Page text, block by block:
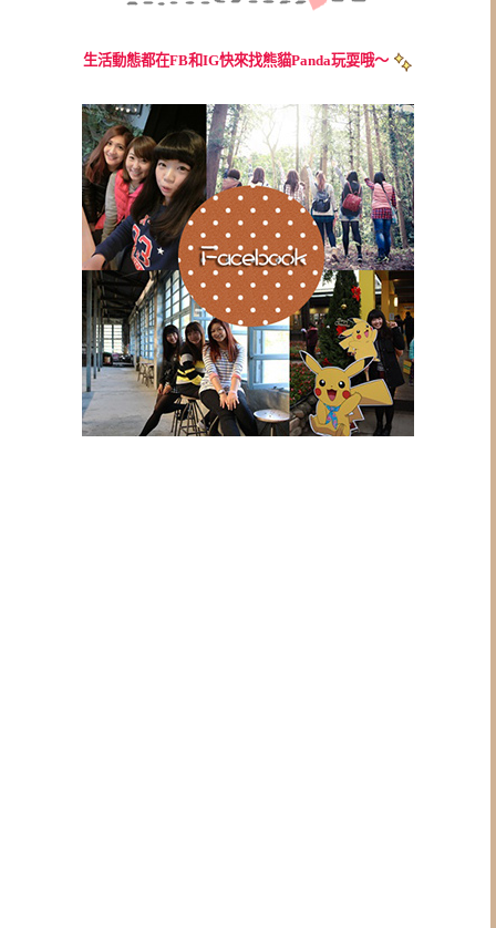
生活動態都在FB和IG快來找熊貓Panda玩耍哦～